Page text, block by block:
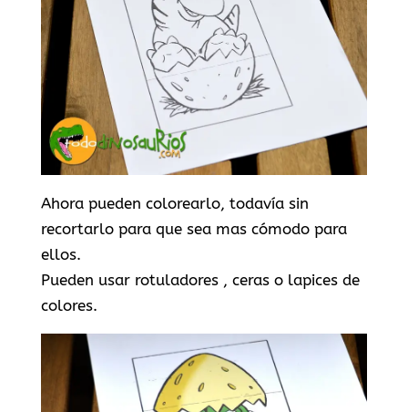
Ahora pueden colorearlo, todavía sin
recortarlo para que sea mas cómodo para
ellos.
Pueden usar rotuladores , ceras o lapices de
colores.